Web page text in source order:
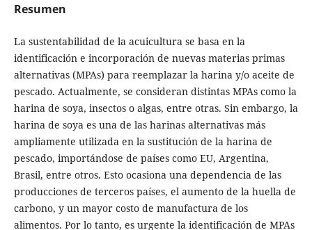
Resumen
La sustentabilidad de la acuicultura se basa en la
identificación e incorporación de nuevas materias primas
alternativas (MPAs) para reemplazar la harina y/o aceite de
pescado. Actualmente, se consideran distintas MPAs como la
harina de soya, insectos o algas, entre otras. Sin embargo, la
harina de soya es una de las harinas alternativas más
ampliamente utilizada en la sustitución de la harina de
pescado, importándose de países como EU, Argentina,
Brasil, entre otros. Esto ocasiona una dependencia de las
producciones de terceros países, el aumento de la huella de
carbono, y un mayor costo de manufactura de los
alimentos. Por lo tanto, es urgente la identificación de MPAs